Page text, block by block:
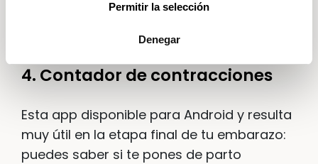
Permitir la selección
Denegar
iOs.
4. Contador de contracciones
Esta app disponible para Android y resulta
muy útil en la etapa final de tu embarazo:
puedes saber si te pones de parto